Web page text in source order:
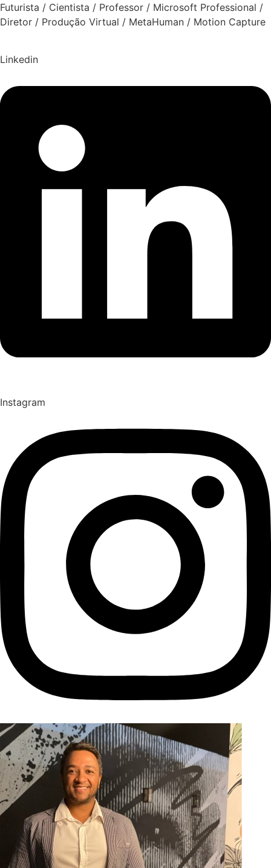
Futurista / Cientista / Professor / Microsoft Professional /
Diretor / Produção Virtual / MetaHuman / Motion Capture
Linkedin
Instagram